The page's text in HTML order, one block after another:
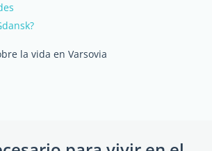
la vida en Varsovia